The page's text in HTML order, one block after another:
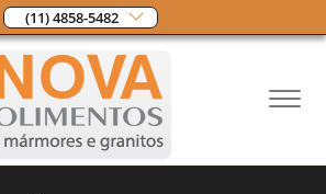
(11) 4858-5482